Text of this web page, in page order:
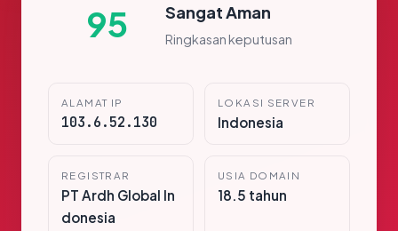
95 Sangat Aman
Ringkasan keputusan
ALAMAT IP
103.6.52.130
LOKASI SERVER
Indonesia
REGISTRAR
PT Ardh Global In
donesia
USIA DOMAIN
18.5 tahun